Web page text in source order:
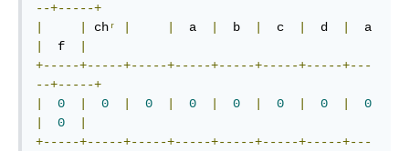
--+-----+
chʳ
  a
  b
  c
  d
  f
+-----+-----+-----+-----+-----+-----+-----+---
--+-----+
0 0 0 0 0 0 0
0
0
+-----+-----+-----+-----+-----+-----+-----+---